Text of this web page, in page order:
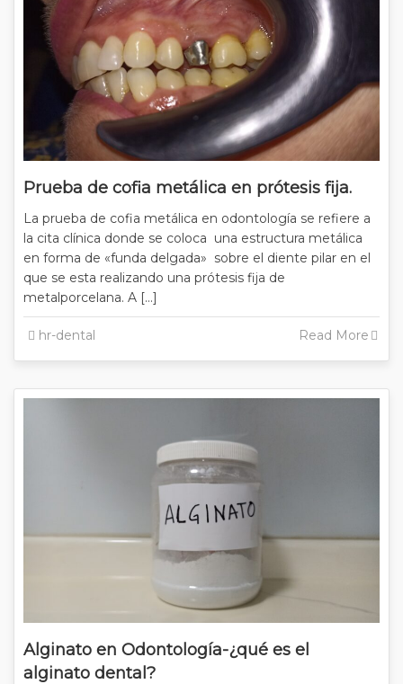
Prueba de cofia metálica en prótesis fija.
La prueba de cofia metálica en odontología se refiere a
la cita clínica donde se coloca una estructura metálica
en forma de «funda delgada» sobre el diente pilar en el
que se esta realizando una prótesis fija de
metalporcelana. A […]
hr-dental Read More
Alginato en Odontología-¿qué es el
alginato dental?